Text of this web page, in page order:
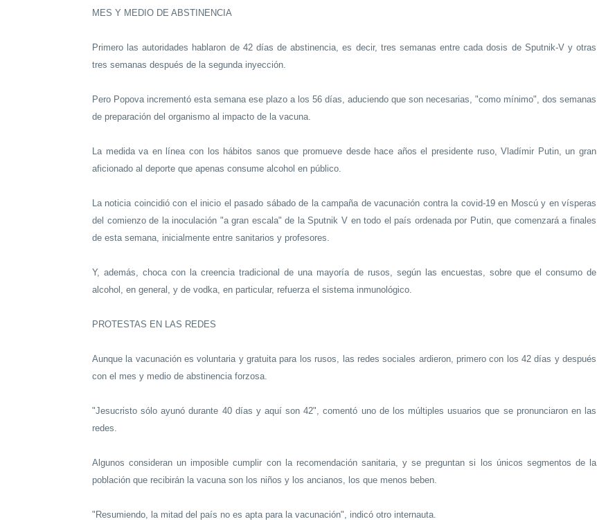
MES Y MEDIO DE ABSTINENCIA
Primero las autoridades hablaron de 42 días de abstinencia, es decir, tres semanas entre cada dosis de Sputnik-V y otras
tres semanas después de la segunda inyección.
Pero Popova incrementó esta semana ese plazo a los 56 días, aduciendo que son necesarias, "como mínimo", dos semanas
de preparación del organismo al impacto de la vacuna.
La medida va en línea con los hábitos sanos que promueve desde hace años el presidente ruso, Vladímir Putin, un gran
aficionado al deporte que apenas consume alcohol en público.
La noticia coincidió con el inicio el pasado sábado de la campaña de vacunación contra la covid-19 en Moscú y en vísperas
del comienzo de la inoculación "a gran escala" de la Sputnik V en todo el país ordenada por Putin, que comenzará a finales
de esta semana, inicialmente entre sanitarios y profesores.
Y, además, choca con la creencia tradicional de una mayoría de rusos, según las encuestas, sobre que el consumo de
alcohol, en general, y de vodka, en particular, refuerza el sistema inmunológico.
PROTESTAS EN LAS REDES
Aunque la vacunación es voluntaria y gratuita para los rusos, las redes sociales ardieron, primero con los 42 días y después
con el mes y medio de abstinencia forzosa.
"Jesucristo sólo ayunó durante 40 días y aquí son 42", comentó uno de los múltiples usuarios que se pronunciaron en las
redes.
Algunos consideran un imposible cumplir con la recomendación sanitaria, y se preguntan si los únicos segmentos de la
población que recibirán la vacuna son los niños y los ancianos, los que menos beben.
"Resumiendo, la mitad del país no es apta para la vacunación", indicó otro internauta.